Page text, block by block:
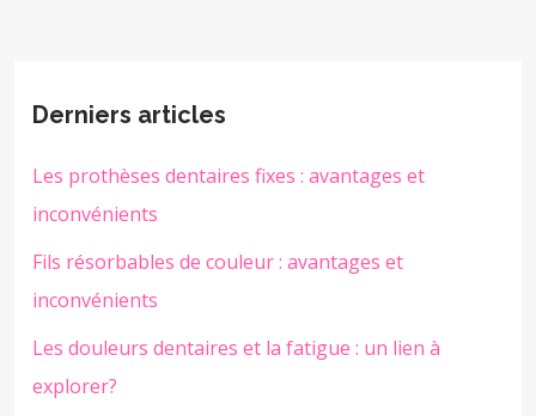
Derniers articles
Les prothèses dentaires fixes : avantages et
inconvénients
Fils résorbables de couleur : avantages et
inconvénients
Les douleurs dentaires et la fatigue : un lien à
explorer?